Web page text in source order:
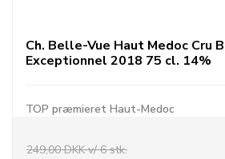
Ch. Belle-Vue Haut Medoc Cru
Exceptionnel 2018 75 cl. 14%
TOP præmieret Haut-Medoc
249,00 DKK v/ 6 stk.